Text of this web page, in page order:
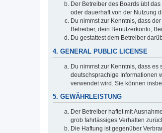
Der Betreiber des Boards übt
oder dauerhaft von der Nutzung
Du nimmst zur Kenntnis, dass
Betreiber, dein Benutzerkonto,
Du gestattest dem Betreiber
4. GENERAL PUBLIC LICENSE
Du nimmst zur Kenntnis, dass es
deutschsprachige Informationen
verwendet wird. Sie können
5. GEWÄHRLEISTUNG
Der Betreiber haftet mit
grob fahrlässiges Verhalten
Die Haftung ist gegenüber